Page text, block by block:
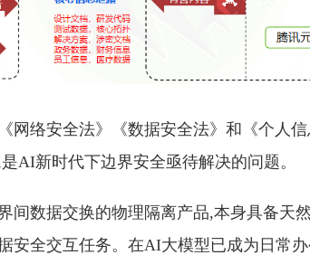
网络安全法》《数据安全法》和《个人
AI新时代下边界安全亟待解决的问题。
间数据交换的物理隔离产品,本身具备天
安全交互任务。在AI大模型已成为日常